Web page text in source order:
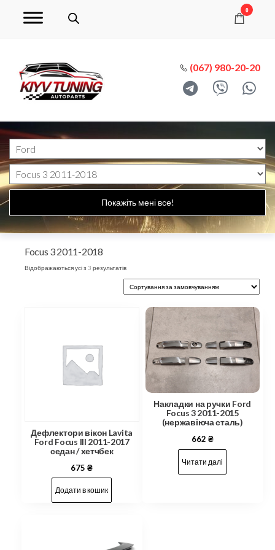
0
(067) 980-20-20
Покажіть мені все!
Focus 3 2011-2018
Відображаються усі з 3 результатів
Дефлектори вікон Lavita
Ford Focus III 2011-2017
седан / хетчбек
675₴
Додати в кошик
Накладки на ручки Ford
Focus 3 2011-2015
(нержавіюча сталь)
662 ₴
Читати далі